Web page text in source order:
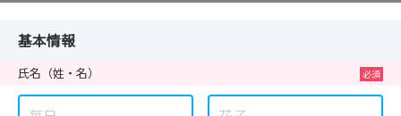
基本情報
氏名 （姓・名）